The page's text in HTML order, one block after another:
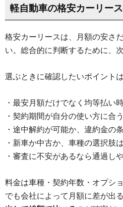
軽自動車の格安カーリー
格安カーリースは、月額の安さ
い。総合的に判断するために、
選ぶときに確認したいポイント
・最安月額だけでなく均等払い
・契約期間が自分の使い方に合
・途中解約が可能か、違約金の
・新車か中古か、車種の選択肢
・審査に不安があるなら通過し
料金は車種・契約年数・オプシ
でも会社によって月額に差が出る